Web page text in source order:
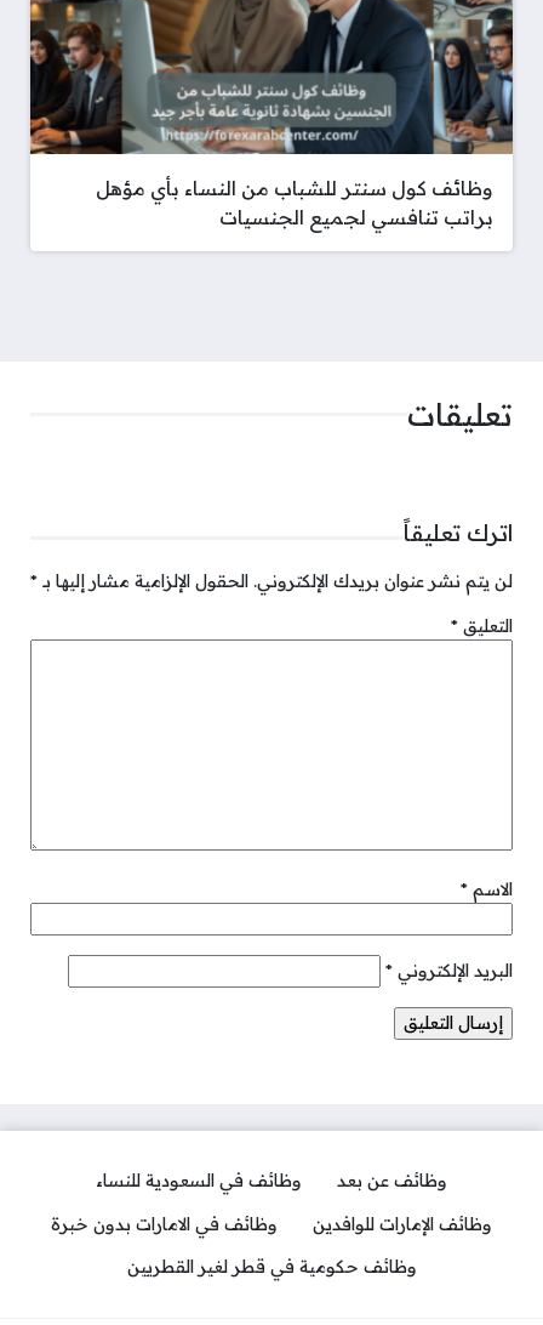
وظائف كول سنتر للشباب من النساء بأي مؤهل
براتب تنافسي لجميع الجنسيات
تعليقات
اترك تعليقاً
لن يتم نشر عنوان بريدك الإلكتروني. الحقول الإلزامية مشار إليها بـ *
التعليق *
الاسم *
البريد الإلكتروني *
وظائف عن بعد
وظائف في السعودية للنساء
وظائف الإمارات للوافدين
وظائف في الامارات بدون خبرة
وظائف حكومية في قطر لغير القطريين